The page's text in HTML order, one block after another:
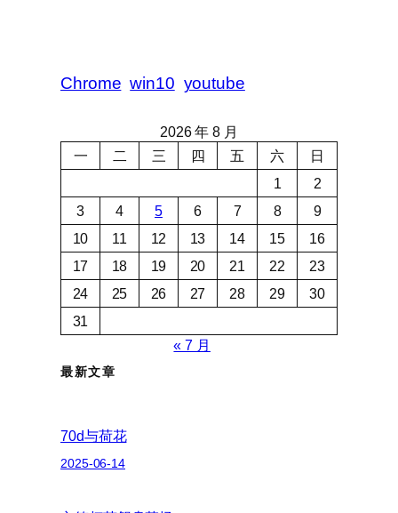
Chrome win10 youtube
2026 年 8 月
一
二 三 四 五 六
日
1
2
3
4 5 6 7 8
9
10
11 12 13 14 15
16
17
18 19 20 21 22
23
24
25 26 27 28 29
30
31
« 7 月
最新文章
70d与荷花
2025-06-14